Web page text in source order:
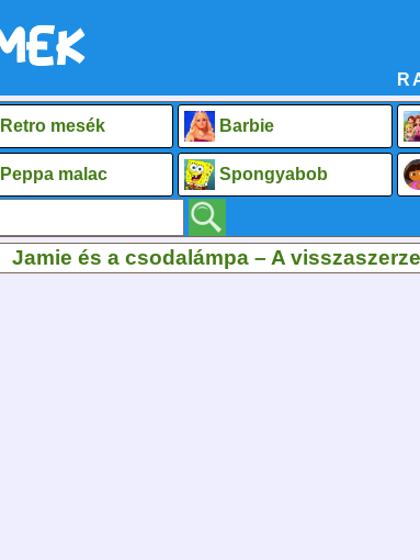
Retro mesék Barbie
Peppa malac Spongyabob
Jamie és a csodalámpa – A